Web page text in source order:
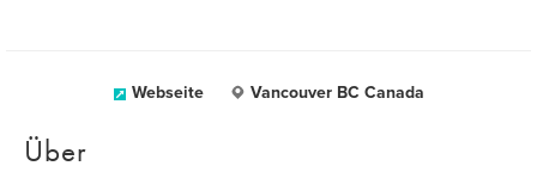
Webseite Vancouver BC Canada
Über